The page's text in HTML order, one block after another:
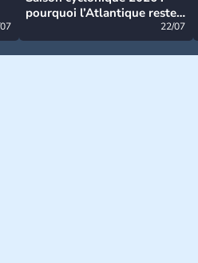
pourquoi l’Atlantique reste
22/07